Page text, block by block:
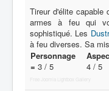
Tireur d'élite capable
armes à feu qui
sophistiqué. Les
à feu diverses. Sa
Personnage
= 3 / 5
4 / 5